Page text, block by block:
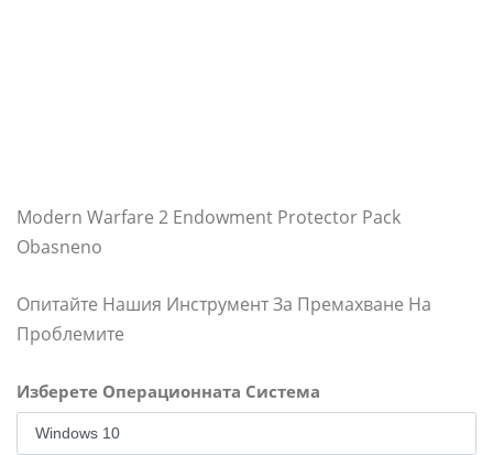
Modern Warfare 2 Endowment Protector Pack
Obasneno
Опитайте Нашия Инструмент За Премахване На
Проблемите
Изберете Операционната Система